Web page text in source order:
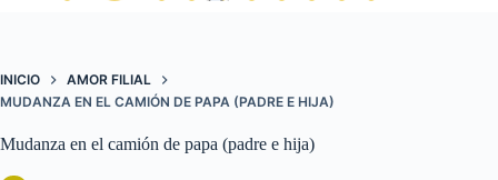
INICIO
AMOR FILIAL
MUDANZA EN EL CAMIÓN DE PAPA (PADRE E HIJA)
Mudanza en el camión de papa (padre e hija)